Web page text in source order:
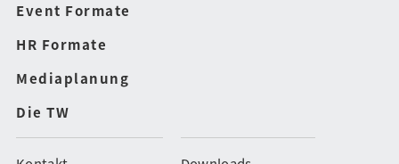
Event Formate
HR Formate
Mediaplanung
Die TW